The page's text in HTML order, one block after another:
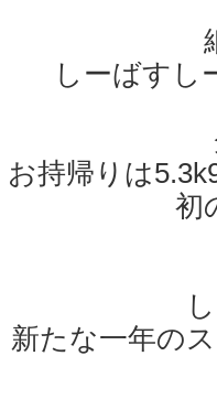
しーばすし
お持帰りは
初
新たな一年の